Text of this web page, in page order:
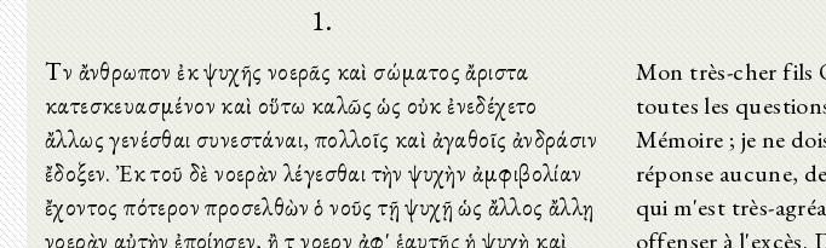
1.
Τὸν ἄνθρωπον ἐκ ψυχῆς νοερᾶς καὶ σώματος ἄριστα
κατεσκευασμένον καὶ οὕτω καλῶς ὡς οὐκ ἐνεδέχετο
ἄλλως γενέσθαι συνεστάναι, πολλοῖς καὶ ἀγαθοῖς ἀνδράσιν
ἔδοξεν. Ἐκ τοῦ δὲ νοερὰν λέγεσθαι τὴν ψυχὴν ἀμφιβολίαν
ἔχοντος πότερον προσελθὼν ὁ νοῦς τῇ ψυχῇ ὡς ἄλλος ἄλλῃ
νοερὰν αὐτὴν ἐποίησεν, ἢ τὸ νοερὸν ἀφ' ἑαυτῆς ἡ ψυχὴ καὶ
Mon très-cher fils
toutes les
Mémoire ; je ne
réponse aucune,
qui m'est très-
offenser à l'excès.